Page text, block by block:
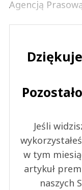
Agencją
Jeśli
w tym
artykuł
naszych